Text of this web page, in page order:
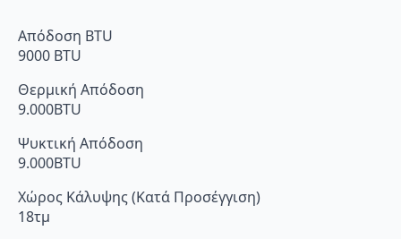
Απόδοση BTU
9000 BTU
Θερμική Απόδοση
9.000BTU
Ψυκτική Απόδοση
9.000BTU
Χώρος Κάλυψης (Κατά Προσέγγιση)
18τμ